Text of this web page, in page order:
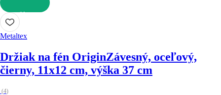
DO KOŠÍKA
Metaltex
Držiak na fén OriginZávesný, oceľový,
čierny, 11x12 cm, výška 37 cm
(4)